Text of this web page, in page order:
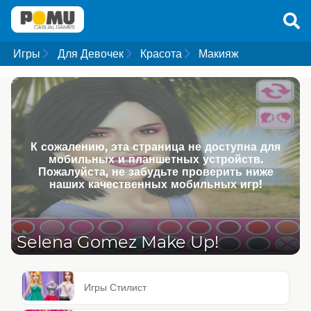
Игры Для Девочек Красота Макияж
К сожалению, эта страница не доступна для
мобильных и планшетных устройств.
Пожалуйста, не забудьте проверить ниже
наших качественных мобильных игр!
Selena Gomez Make Up!
Игры Стилист